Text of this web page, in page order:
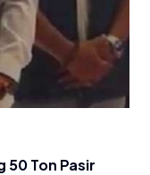
50 Ton Pasir